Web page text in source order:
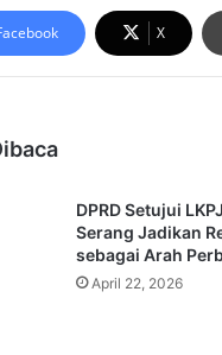
X
DPRD Setujui
Serang Jadikan
sebagai Arah
April 22, 2026